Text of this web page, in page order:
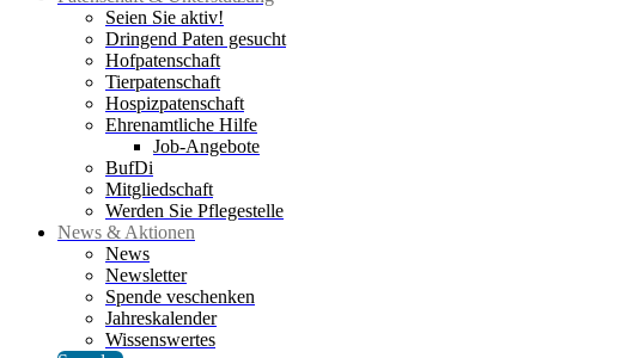
Seien Sie aktiv!
Dringend Paten gesucht
Hofpatenschaft
Tierpatenschaft
Hospizpatenschaft
Ehrenamtliche Hilfe
Job-Angebote
BufDi
Mitgliedschaft
Werden Sie Pflegestelle
News & Aktionen
News
Newsletter
Spende veschenken
Jahreskalender
Wissenswertes